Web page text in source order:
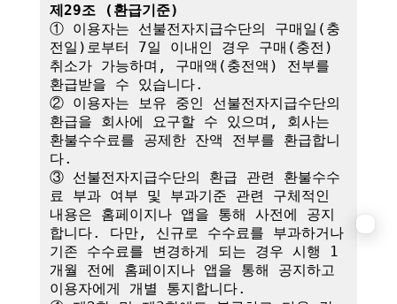
제29조 (환급기준)
① 이용자는 선불전자지급수단의 구매일(충
전일)로부터 7일 이내인 경우 구매(충전)
취소가 가능하며, 구매액(충전액) 전부를
환급받을 수 있습니다.
② 이용자는 보유 중인 선불전자지급수단의
환급을 회사에 요구할 수 있으며, 회사는
환불수수료를 공제한 잔액 전부를 환급합니
다.
③ 선불전자지급수단의 환급 관련 환불수수
료 부과 여부 및 부과기준 관련 구체적인
내용은 홈페이지나 앱을 통해 사전에 공지
합니다. 다만, 신규로 수수료를 부과하거나
기존 수수료를 변경하게 되는 경우 시행 1
개월 전에 홈페이지나 앱을 통해 공지하고
이용자에게 개별 통지합니다.